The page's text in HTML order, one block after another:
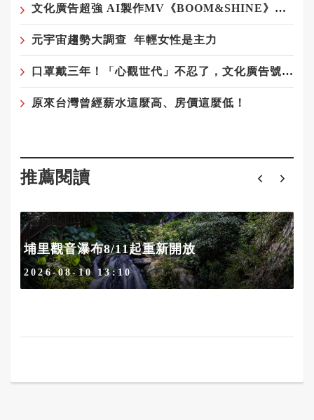
文化廣告超強 AI製作MV《BOOM&SHINE》登場！
元宇宙趨勢大調查 年輕女性是主力
口罩戴三年！「心觀世代」不忍了，文化廣告號召IG濾鏡脫口罩
原來台灣曾經薪水這麼高、房價這麼低！
推薦閱讀
埔里觀音瀑布8/11起重新開放
2026-08-10 13:10